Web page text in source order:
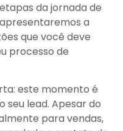
da jornada de
a
que você deve
processo de
este momento é
seu lead. Apesar do
para vendas,